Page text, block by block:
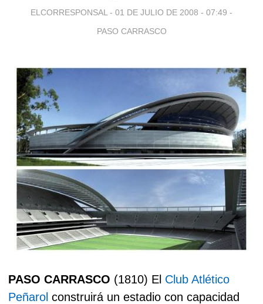
ELCORRESPONSAL - 01 DE JULIO DE 2008 - 07:49 -
PASO CARRASCO
PASO CARRASCO (1810) El Club Atlético
Peñarol construirá un estadio con capacidad